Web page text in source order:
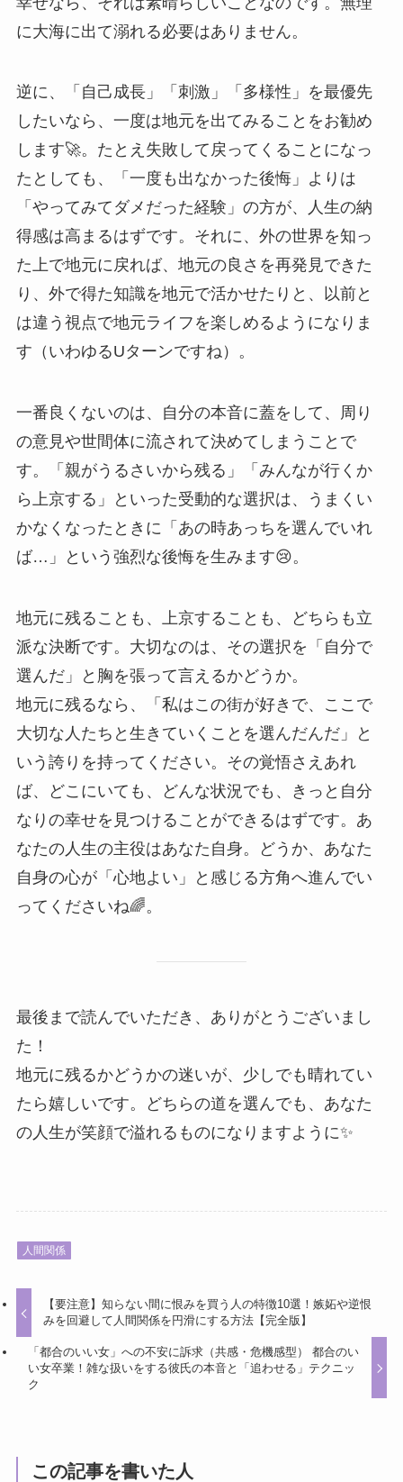
に大海に出て溺れる必要はありません。
逆に、「自己成長」「刺激」「多様性」を最優先
したいなら、一度は地元を出てみることをお勧め
します🚀。たとえ失敗して戻ってくることになっ
たとしても、「一度も出なかった後悔」よりは
「やってみてダメだった経験」の方が、人生の納
得感は高まるはずです。それに、外の世界を知っ
た上で地元に戻れば、地元の良さを再発見できた
り、外で得た知識を地元で活かせたりと、以前と
は違う視点で地元ライフを楽しめるようになりま
す（いわゆるUターンですね）。
一番良くないのは、自分の本音に蓋をして、周り
の意見や世間体に流されて決めてしまうことで
す。「親がうるさいから残る」「みんなが行くか
ら上京する」といった受動的な選択は、うまくい
かなくなったときに「あの時あっちを選んでいれ
ば…」という強烈な後悔を生みます😢。
地元に残ることも、上京することも、どちらも立
派な決断です。大切なのは、その選択を「自分で
選んだ」と胸を張って言えるかどうか。
地元に残るなら、「私はこの街が好きで、ここで
大切な人たちと生きていくことを選んだんだ」と
いう誇りを持ってください。その覚悟さえあれ
ば、どこにいても、どんな状況でも、きっと自分
なりの幸せを見つけることができるはずです。あ
なたの人生の主役はあなた自身。どうか、あなた
自身の心が「心地よい」と感じる方角へ進んでい
ってくださいね🌈。
最後まで読んでいただき、ありがとうございまし
た！
地元に残るかどうかの迷いが、少しでも晴れてい
たら嬉しいです。どちらの道を選んでも、あなた
の人生が笑顔で溢れるものになりますように✨
人間関係
【要注意】知らない間に恨みを買う人の特徴10選！嫉妬や逆恨
みを回避して人間関係を円滑にする方法【完全版】
「都合のいい女」への不安に訴求（共感・危機感型） 都合のい
い女卒業！雑な扱いをする彼氏の本音と「追わせる」テクニッ
ク
この記事を書いた人